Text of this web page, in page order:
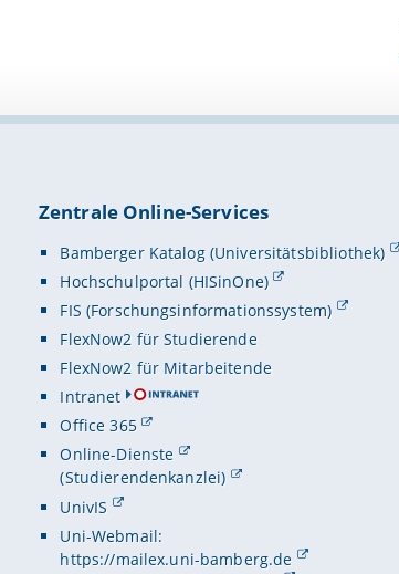
Zentrale Online-Services
Bamberger Katalog (Universitätsbibliothek)
Hochschulportal (HISinOne)
FIS (Forschungsinformationssystem)
FlexNow2 für Studierende
FlexNow2 für Mitarbeitende
Intranet
Office 365
Online-Dienste
(Studierendenkanzlei)
UnivIS
Uni-Webmail:
https://mailex.uni-bamberg.de